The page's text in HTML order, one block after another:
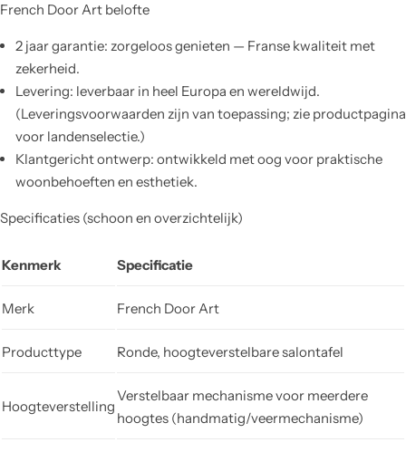
French Door Art belofte
2 jaar garantie: zorgeloos genieten — Franse kwaliteit met
zekerheid.
Levering: leverbaar in heel Europa en wereldwijd.
(Leveringsvoorwaarden zijn van toepassing; zie productpagina
voor landenselectie.)
Klantgericht ontwerp: ontwikkeld met oog voor praktische
woonbehoeften en esthetiek.
Specificaties (schoon en overzichtelijk)
Kenmerk Specificatie
Merk French Door Art
Producttype Ronde, hoogteverstelbare salontafel
Hoogteverstelling
Verstelbaar mechanisme voor meerdere
hoogtes (handmatig/veermechanisme)